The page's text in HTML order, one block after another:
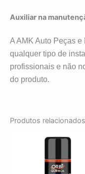
Auxiliar na
A AMK Auto Peças
qualquer tipo de
profissionais e não
do produto.
Produtos relacionados